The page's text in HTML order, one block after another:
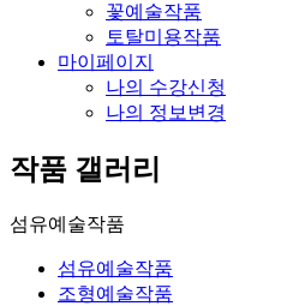
꽃예술작품
토탈미용작품
마이페이지
나의 수강신청
나의 정보변경
작품 갤러리
섬유예술작품
섬유예술작품
조형예술작품